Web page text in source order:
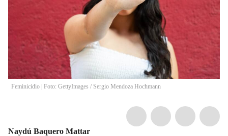
Feminicidio | Foto: GettyImages / Sergio Mendoza Hochmann
Naydú Baquero Mattar